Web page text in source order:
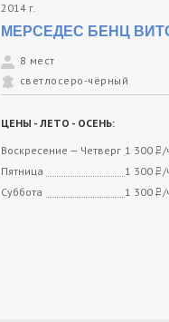
2014 г.
МЕРСЕДЕС БЕНЦ
8 мест
светлосеро-чёрный
ЦЕНЫ - ЛЕТО - ОСЕНЬ:
Воскресение — Четверг 1 300
/
Пятница
1 300
/
Суббота
1 300 /